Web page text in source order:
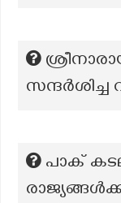
സന്ദർശിച്ച
പാക്